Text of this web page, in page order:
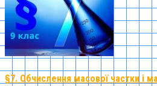
§7. Обчислення масової частки і